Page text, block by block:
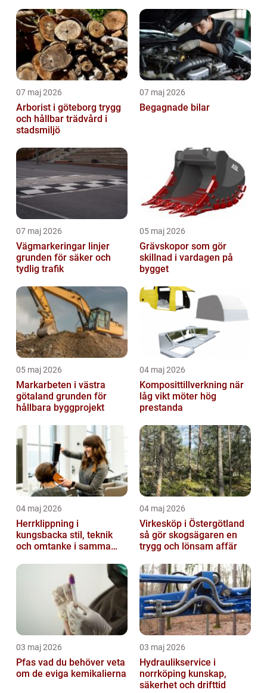
07 maj 2026
Arborist i göteborg trygg
och hållbar trädvård i
stadsmiljö
07 maj 2026
Begagnade bilar
07 maj 2026
Vägmarkeringar linjer
grunden för säker och
tydlig trafik
05 maj 2026
Grävskopor som gör
skillnad i vardagen på
bygget
05 maj 2026
Markarbeten i västra
götaland grunden för
hållbara byggprojekt
04 maj 2026
Komposittillverkning när
låg vikt möter hög
prestanda
04 maj 2026
Herrklippning i
kungsbacka stil, teknik
och omtanke i samma
04 maj 2026
Virkesköp i Östergötland
så gör skogsägaren en
trygg och lönsam affär
03 maj 2026
Pfas vad du behöver veta
om de eviga kemikalierna
03 maj 2026
Hydraulikservice i
norrköping kunskap,
säkerhet och drifttid